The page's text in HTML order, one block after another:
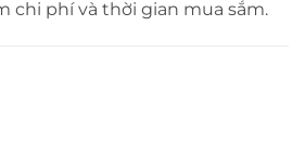
chi phí và thời gian mua sắm.